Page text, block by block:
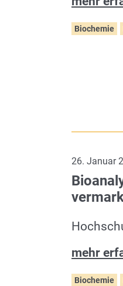
Biochemie
26. Januar
mehr
Biochemie